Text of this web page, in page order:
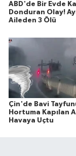
ABD'de Bir Evde
Donduran Olay!
Aileden 3 Ölü
Çin'de Bavi
Hortuma Kapılan
Havaya Uçtu